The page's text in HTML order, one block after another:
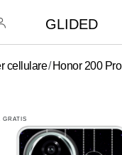
GLIDED
cellulare Honor 200 Pro
GRATIS